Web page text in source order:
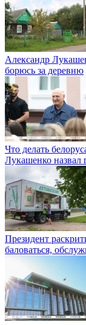
Александр
борюсь за деревню
Что делать
Лукашенко назвал
Президент
баловаться,